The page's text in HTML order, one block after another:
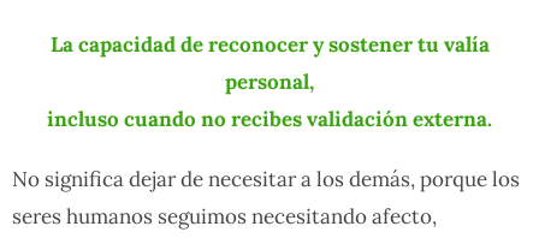
La capacidad de reconocer y sostener tu valía
personal,
incluso cuando no recibes validación externa.
No significa dejar de necesitar a los demás, porque los
seres humanos seguimos necesitando afecto,